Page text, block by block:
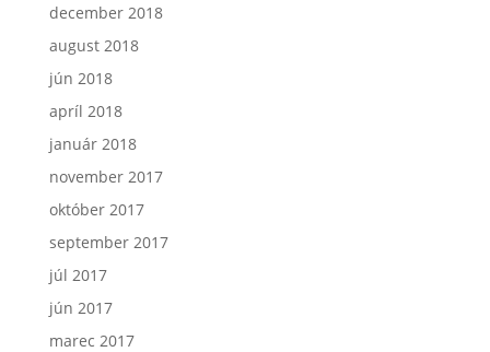
december 2018
august 2018
jún 2018
apríl 2018
január 2018
november 2017
október 2017
september 2017
júl 2017
jún 2017
marec 2017